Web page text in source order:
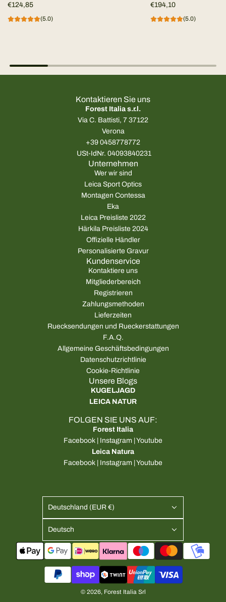
€124,85
(5.0)
Schlachterset
€194,10
(5.0)
Kontaktieren Sie uns
Forest Italia s.r.l.
Via C. Battisti, 7 37122
Verona
+39 0458778772
USt-IdNr. 04093840231
Unternehmen
Wer wir sind
Leica Sport Optics
Montagen Contessa
Eka
Leica Preisliste 2022
Härkila Preisliste 2024
Offizielle Händler
Personalisierte Gravur
Kundenservice
Kontaktiere uns
Mitgliederbereich
Registrieren
Zahlungsmethoden
Lieferzeiten
Ruecksendungen und Rueckerstattungen
F.A.Q.
Allgemeine Geschäftsbedingungen
Datenschutzrichtlinie
Cookie-Richtlinie
Unsere Blogs
KUGELJAGD
LEICA NATUR
FOLGEN SIE UNS AUF:
Forest Italia
Facebook | Instagram |Youtube
Leica Natura
Facebook | Instagram |Youtube
Deutschland (EUR €)
Deutsch
© 2026, Forest Italia Srl